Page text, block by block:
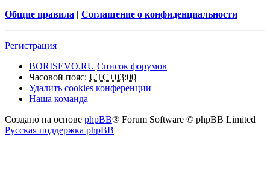
Общие правила | Соглашение о конфиденциальности
Регистрация
BORISEVO.RU Список форумов
Часовой пояс: UTC+03:00
Удалить cookies конференции
Наша команда
Создано на основе phpBB® Forum Software © phpBB Limited
Русская поддержка phpBB